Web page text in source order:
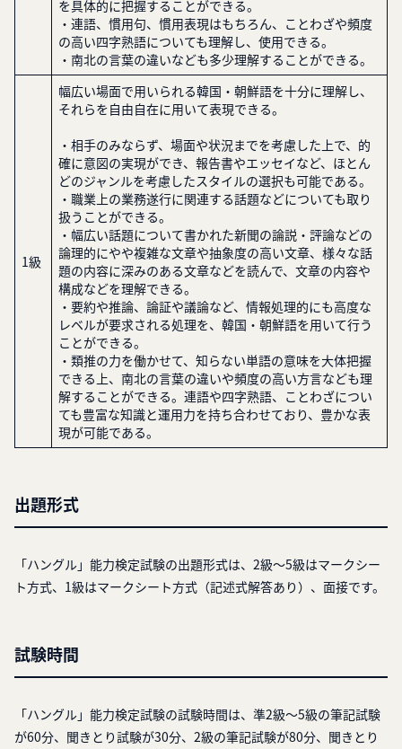
を具体的に把握することができる。
・連語、慣用句、慣用表現はもちろん、ことわざや頻度
の高い四字熟語についても理解し、使用できる。
・南北の言葉の違いなども多少理解することができる。
1級
幅広い場面で用いられる韓国・朝鮮語を十分に理解し、
それらを自由自在に用いて表現できる。
・相手のみならず、場面や状況までを考慮した上で、的
確に意図の実現ができ、報告書やエッセイなど、ほとん
どのジャンルを考慮したスタイルの選択も可能である。
・職業上の業務遂行に関連する話題などについても取り
扱うことができる。
・幅広い話題について書かれた新聞の論説・評論などの
論理的にやや複雑な文章や抽象度の高い文章、様々な話
題の内容に深みのある文章などを読んで、文章の内容や
構成などを理解できる。
・要約や推論、論証や議論など、情報処理的にも高度な
レベルが要求される処理を、韓国・朝鮮語を用いて行う
ことができる。
・類推の力を働かせて、知らない単語の意味を大体把握
できる上、南北の言葉の違いや頻度の高い方言なども理
解することができる。連語や四字熟語、ことわざについ
ても豊富な知識と運用力を持ち合わせており、豊かな表
現が可能である。
出題形式
「ハングル」能力検定試験の出題形式は、2級～5級はマークシー
ト方式、1級はマークシート方式（記述式解答あり）、面接です。
試験時間
「ハングル」能力検定試験の試験時間は、準2級～5級の筆記試験
が60分、聞きとり試験が30分、2級の筆記試験が80分、聞きとり